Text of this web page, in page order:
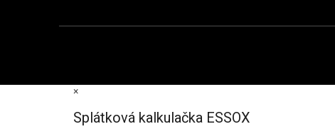
×
Splátková kalkulačka ESSOX